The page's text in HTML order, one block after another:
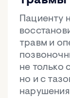
Пациенту
травм и
не только
но и с